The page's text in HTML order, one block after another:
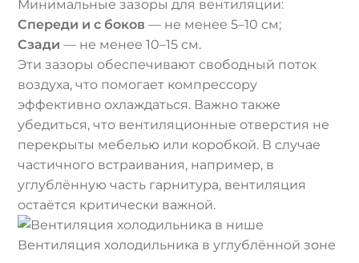
Минимальные зазоры для вентиляции:
Спереди и с боков — не менее 5–10 см;
Сзади — не менее 10–15 см.
Эти зазоры обеспечивают свободный поток
воздуха, что помогает компрессору
эффективно охлаждаться. Важно также
убедиться, что вентиляционные отверстия не
перекрыты мебелью или коробкой. В случае
частичного встраивания, например, в
углублённую часть гарнитура, вентиляция
остаётся критически важной.
Вентиляция холодильника в углублённой зоне